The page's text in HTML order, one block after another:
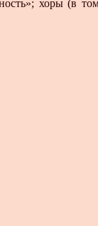
хоры (в